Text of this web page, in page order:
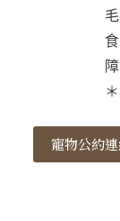
寵物公約